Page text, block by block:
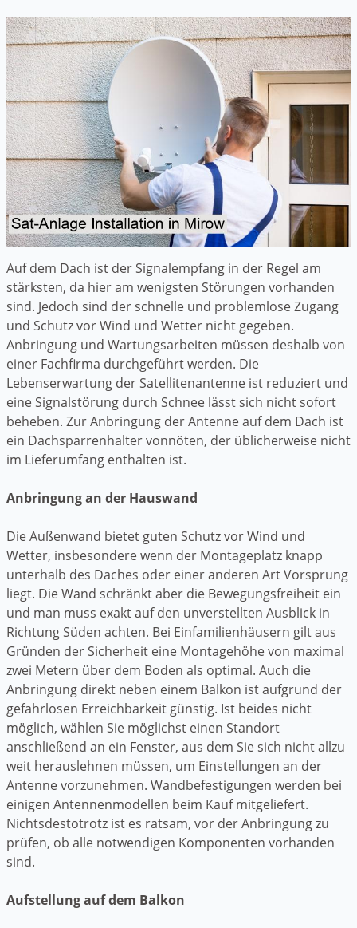
Auf dem Dach ist der Signalempfang in der Regel am
stärksten, da hier am wenigsten Störungen vorhanden
sind. Jedoch sind der schnelle und problemlose Zugang
und Schutz vor Wind und Wetter nicht gegeben.
Anbringung und Wartungsarbeiten müssen deshalb von
einer Fachfirma durchgeführt werden. Die
Lebenserwartung der Satellitenantenne ist reduziert und
eine Signalstörung durch Schnee lässt sich nicht sofort
beheben. Zur Anbringung der Antenne auf dem Dach ist
ein Dachsparrenhalter vonnöten, der üblicherweise nicht
im Lieferumfang enthalten ist.
Anbringung an der Hauswand
Die Außenwand bietet guten Schutz vor Wind und
Wetter, insbesondere wenn der Montageplatz knapp
unterhalb des Daches oder einer anderen Art Vorsprung
liegt. Die Wand schränkt aber die Bewegungsfreiheit ein
und man muss exakt auf den unverstellten Ausblick in
Richtung Süden achten. Bei Einfamilienhäusern gilt aus
Gründen der Sicherheit eine Montagehöhe von maximal
zwei Metern über dem Boden als optimal. Auch die
Anbringung direkt neben einem Balkon ist aufgrund der
gefahrlosen Erreichbarkeit günstig. Ist beides nicht
möglich, wählen Sie möglichst einen Standort
anschließend an ein Fenster, aus dem Sie sich nicht allzu
weit herauslehnen müssen, um Einstellungen an der
Antenne vorzunehmen. Wandbefestigungen werden bei
einigen Antennenmodellen beim Kauf mitgeliefert.
Nichtsdestotrotz ist es ratsam, vor der Anbringung zu
prüfen, ob alle notwendigen Komponenten vorhanden
sind.
Aufstellung auf dem Balkon